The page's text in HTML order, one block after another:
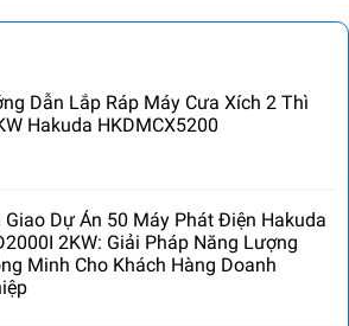
Dẫn Lắp Ráp Máy Cưa Xích 2 Thì
Hakuda HKDMCX5200
Giao Dự Án 50 Máy Phát Điện Hakuda
2KW: Giải Pháp Năng Lượng
Minh Cho Khách Hàng Doanh